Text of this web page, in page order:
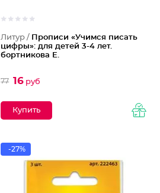
Литур /
Прописи «Учимся писать
цифры»: для детей 3-4 лет.
бортникова Е.
77 16 руб
-27%